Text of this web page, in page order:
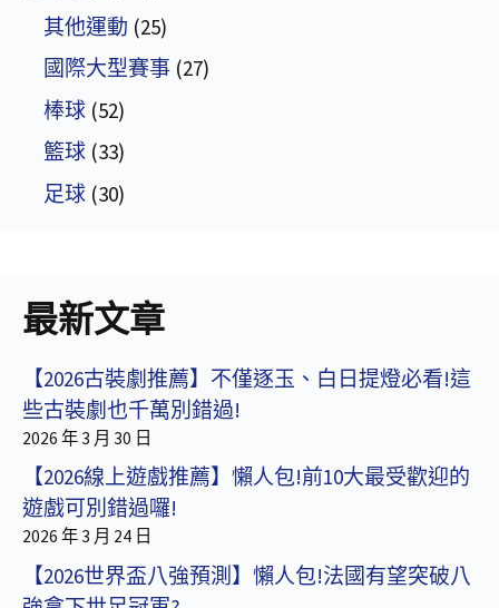
其他運動 (25)
國際大型賽事 (27)
棒球 (52)
籃球 (33)
足球 (30)
最新文章
【2026古裝劇推薦】不僅逐玉、白日提燈必看!這
些古裝劇也千萬別錯過!
2026 年 3 月 30 日
【2026線上遊戲推薦】懶人包!前10大最受歡迎的
遊戲可別錯過囉!
2026 年 3 月 24 日
【2026世界盃八強預測】懶人包!法國有望突破八